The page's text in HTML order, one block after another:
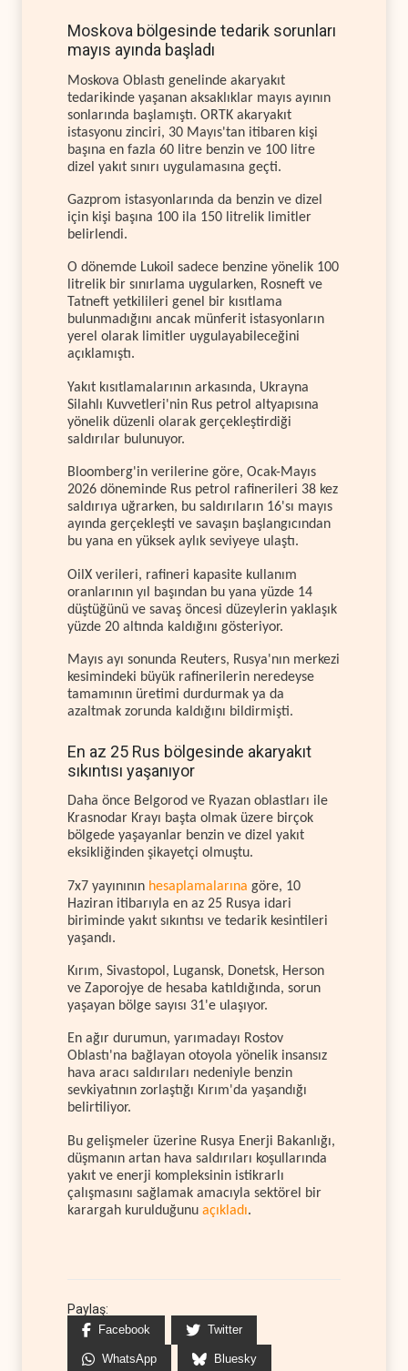
Moskova bölgesinde tedarik sorunları
mayıs ayında başladı
Moskova Oblastı genelinde akaryakıt
tedarikinde yaşanan aksaklıklar mayıs ayının
sonlarında başlamıştı. ORTK akaryakıt
istasyonu zinciri, 30 Mayıs'tan itibaren kişi
başına en fazla 60 litre benzin ve 100 litre
dizel yakıt sınırı uygulamasına geçti.
Gazprom istasyonlarında da benzin ve dizel
için kişi başına 100 ila 150 litrelik limitler
belirlendi.
O dönemde Lukoil sadece benzine yönelik 100
litrelik bir sınırlama uygularken, Rosneft ve
Tatneft yetkilileri genel bir kısıtlama
bulunmadığını ancak münferit istasyonların
yerel olarak limitler uygulayabileceğini
açıklamıştı.
Yakıt kısıtlamalarının arkasında, Ukrayna
Silahlı Kuvvetleri'nin Rus petrol altyapısına
yönelik düzenli olarak gerçekleştirdiği
saldırılar bulunuyor.
Bloomberg'in verilerine göre, Ocak-Mayıs
2026 döneminde Rus petrol rafinerileri 38 kez
saldırıya uğrarken, bu saldırıların 16'sı mayıs
ayında gerçekleşti ve savaşın başlangıcından
bu yana en yüksek aylık seviyeye ulaştı.
OilX verileri, rafineri kapasite kullanım
oranlarının yıl başından bu yana yüzde 14
düştüğünü ve savaş öncesi düzeylerin yaklaşık
yüzde 20 altında kaldığını gösteriyor.
Mayıs ayı sonunda Reuters, Rusya'nın merkezi
kesimindeki büyük rafinerilerin neredeyse
tamamının üretimi durdurmak ya da
azaltmak zorunda kaldığını bildirmişti.
En az 25 Rus bölgesinde akaryakıt
sıkıntısı yaşanıyor
Daha önce Belgorod ve Ryazan oblastları ile
Krasnodar Krayı başta olmak üzere birçok
bölgede yaşayanlar benzin ve dizel yakıt
eksikliğinden şikayetçi olmuştu.
7x7 yayınının hesaplamalarına göre, 10
Haziran itibarıyla en az 25 Rusya idari
biriminde yakıt sıkıntısı ve tedarik kesintileri
yaşandı.
Kırım, Sivastopol, Lugansk, Donetsk, Herson
ve Zaporojye de hesaba katıldığında, sorun
yaşayan bölge sayısı 31'e ulaşıyor.
En ağır durumun, yarımadayı Rostov
Oblastı'na bağlayan otoyola yönelik insansız
hava aracı saldırıları nedeniyle benzin
sevkiyatının zorlaştığı Kırım'da yaşandığı
belirtiliyor.
Bu gelişmeler üzerine Rusya Enerji Bakanlığı,
düşmanın artan hava saldırıları koşullarında
yakıt ve enerji kompleksinin istikrarlı
çalışmasını sağlamak amacıyla sektörel bir
karargah kurulduğunu açıkladı.
Paylaş:
Facebook Twitter
WhatsApp Bluesky